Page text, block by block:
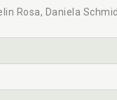
Rosa, Daniela